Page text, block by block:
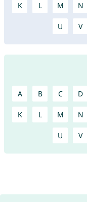
K L M N
U V
A B C D
K L M N
U V